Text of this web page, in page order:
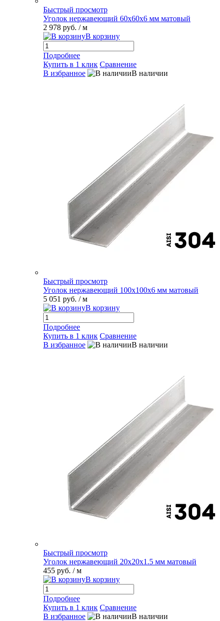
Быстрый просмотр
Уголок нержавеющий 60х60х6 мм матовый
2 978 руб. / м
В корзину
Подробнее
Купить в 1 клик Сравнение
В избранное
В наличии
Быстрый просмотр
Уголок нержавеющий 100х100х6 мм матовый
5 051 руб. / м
В корзину
Подробнее
Купить в 1 клик Сравнение
В избранное
В наличии
Быстрый просмотр
Уголок нержавеющий 20х20х1.5 мм матовый
455 руб. / м
В корзину
Подробнее
Купить в 1 клик Сравнение
В избранное
В наличии